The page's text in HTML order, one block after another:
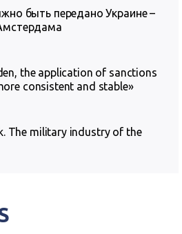
быть передано Украине –
the application of sanctions
consistent and stable»
The military industry of the